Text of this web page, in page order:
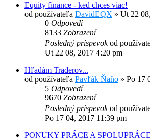
Equity finance - ked chces viac!
od používateľa DavidEQX » Ut 22
0 Odpovedí
8133 Zobrazení
Posledný príspevokod
Ut 22 08, 2017 4:20 pm
Hľadám Traderov...
od používateľa Pavľák Ňaňo » Po 17
5 Odpovedí
9670 Zobrazení
Posledný príspevokod
Po 17 04, 2017 11:39 pm
PONUKY PRÁCE A